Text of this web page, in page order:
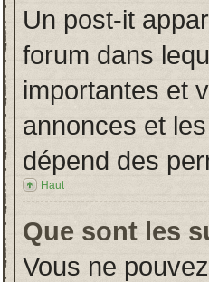
Un post-it
forum dans
importantes et
annonces et
dépend des
Haut
Que sont les
Vous ne